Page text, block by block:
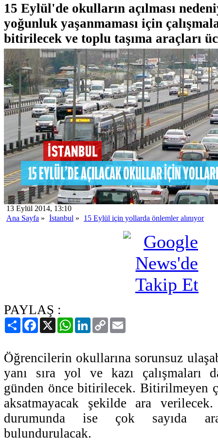
15 Eylül'de okulların açılması
yoğunluk yaşanmaması için
bitirilecek ve toplu taşıma araçları
13 Eylül 2014, 13:10
Ana Sayfa » İstanbul » 15 Eylül için yollarda önlemler alınıyor
PAYLAŞ :
PaylaşFacebook
X WhatsAppLinkedIn
Copy
Link
Öğrencilerin okullarına sorunsuz
yanı sıra yol ve kazı çalışmaları
günden önce bitirilecek. Bitirilmeyen
aksatmayacak şekilde ara
durumunda ise çok sayıda
bulundurulacak.